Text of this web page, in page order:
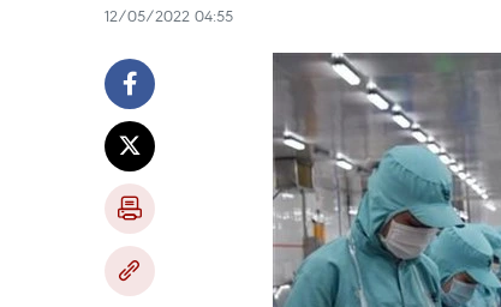
12/05/2022 04:55